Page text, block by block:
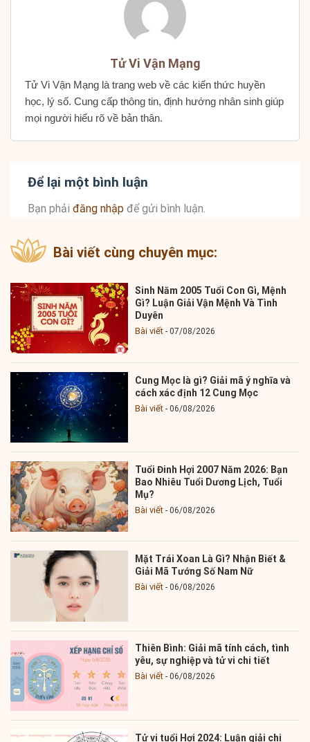
Tử Vi Vận Mạng
Tử Vi Vận Mạng là trang web về các kiến thức huyền
học, lý số. Cung cấp thông tin, định hướng nhân sinh giúp
mọi người hiểu rõ về bản thân.
Để lại một bình luận
Bạn phải đăng nhập để gửi bình luận.
Bài viết cùng chuyên mục:
Sinh Năm 2005 Tuổi Con Gì, Mệnh
Gì? Luận Giải Vận Mệnh Và Tình
Duyên
Bài viết 07/08/2026
Cung Mọc là gì? Giải mã ý nghĩa và
cách xác định 12 Cung Mọc
Bài viết 06/08/2026
Tuổi Đinh Hợi 2007 Năm 2026: Bạn
Bao Nhiêu Tuổi Dương Lịch, Tuổi
Mụ?
Bài viết 06/08/2026
Mặt Trái Xoan Là Gì? Nhận Biết &
Giải Mã Tướng Số Nam Nữ
Bài viết 06/08/2026
Thiên Bình: Giải mã tính cách, tình
yêu, sự nghiệp và tử vi chi tiết
Bài viết 06/08/2026
Tử vi tuổi Hợi 2024: Luận giải chi